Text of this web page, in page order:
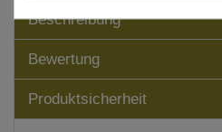
Beschreibung
Bewertung
Produktsicherheit